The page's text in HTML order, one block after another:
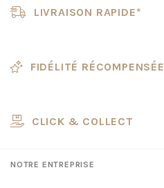
LIVRAISON RAPIDE*
FIDÉLITÉ RÉCOMPENSÉE
CLICK & COLLECT
NOTRE ENTREPRISE